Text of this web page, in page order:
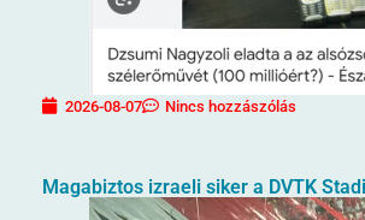
2026-08-07 Nincs hozzászólás
Magabiztos izraeli siker a DVTK